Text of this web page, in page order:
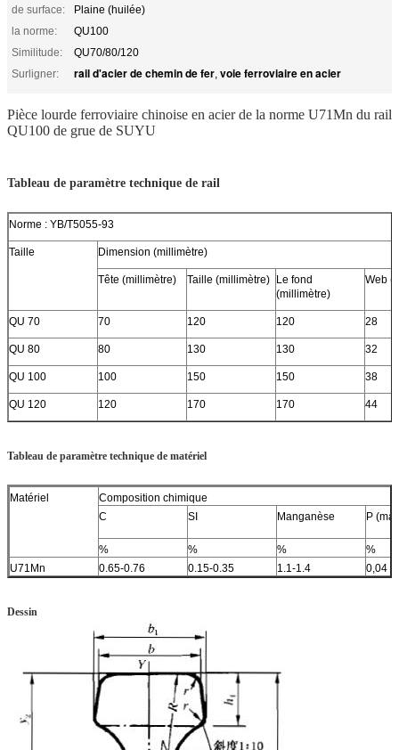
de surface:
Plaine (huilée)
la norme:
QU100
Similitude:
QU70/80/120
Surligner:
rail d'acier de chemin de fer, voie ferroviaire en acier
Pièce lourde ferroviaire chinoise en acier de la norme U71Mn du rail
QU100 de grue de SUYU
Tableau de paramètre technique de rail
Norme : YB/T5055-93
Taille Dimension (millimètre)
Tête (millimètre) Taille (millimètre) Le fond
(millimètre)
Web
QU 70 70 120 120 28
QU 80 80 130 130 32
QU 100 100 150 150 38
QU 120 120 170 170 44
Tableau de paramètre technique de matériel
Matériel
Composition chimique
C
SI Manganèse P
% % %
%
U71Mn
0.65-0.76 0.15-0.35 1.1-1.4 0,04
Dessin